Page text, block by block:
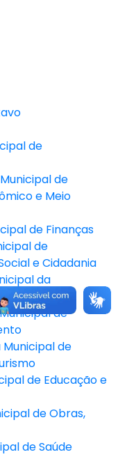
de
de
e Meio
de Finanças
de
e Cidadania
da
de
Municipal de
de Educação e
de Obras,
de Saúde